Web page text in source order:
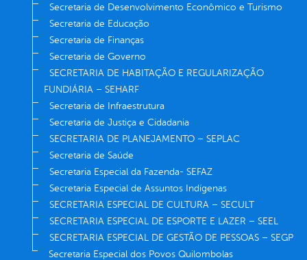
Secretaria de Desenvolvimento Econômico e Turismo
Secretaria de Educação
Secretaria de Finanças
Secretaria de Governo
SECRETARIA DE HABITAÇÃO E REGULARIZAÇÃO
FUNDIÁRIA – SEHARF
Secretaria de Infraestrutura
Secretaria de Justiça e Cidadania
SECRETARIA DE PLANEJAMENTO – SEPLAC
Secretaria de Saúde
Secretaria Especial da Fazenda- SEFAZ
Secretaria Especial de Assuntos Indígenas
SECRETARIA ESPECIAL DE CULTURA – SECULT
SECRETARIA ESPECIAL DE ESPORTE E LAZER – SEEL
SECRETARIA ESPECIAL DE GESTÃO DE PESSOAS – SEGP
Secretaria Especial dos Povos Quilombolas